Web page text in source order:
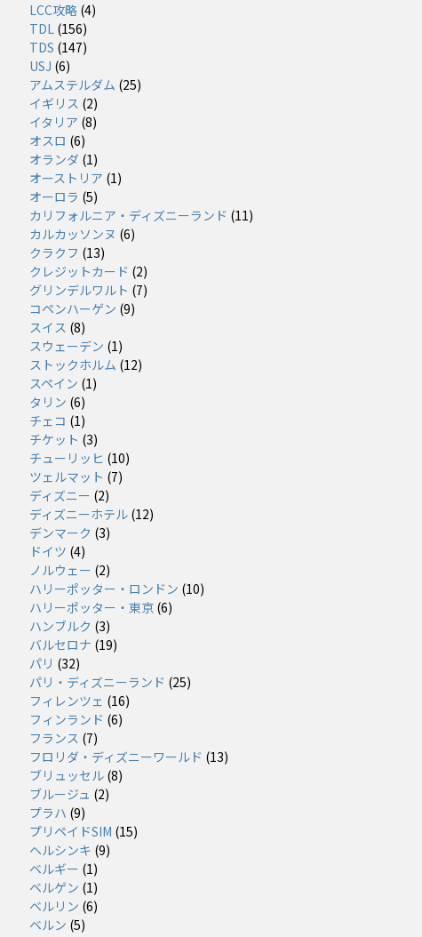
LCC攻略 (4)
TDL (156)
TDS (147)
USJ (6)
アムステルダム (25)
イギリス (2)
イタリア (8)
オスロ (6)
オランダ (1)
オーストリア (1)
オーロラ (5)
カリフォルニア・ディズニーランド (11)
カルカッソンヌ (6)
クラクフ (13)
クレジットカード (2)
グリンデルワルト (7)
コペンハーゲン (9)
スイス (8)
スウェーデン (1)
ストックホルム (12)
スペイン (1)
タリン (6)
チェコ (1)
チケット (3)
チューリッヒ (10)
ツェルマット (7)
ディズニー (2)
ディズニーホテル (12)
デンマーク (3)
ドイツ (4)
ノルウェー (2)
ハリーポッター・ロンドン (10)
ハリーポッター・東京 (6)
ハンブルク (3)
バルセロナ (19)
パリ (32)
パリ・ディズニーランド (25)
フィレンツェ (16)
フィンランド (6)
フランス (7)
フロリダ・ディズニーワールド (13)
ブリュッセル (8)
ブルージュ (2)
プラハ (9)
プリペイドSIM (15)
ヘルシンキ (9)
ベルギー (1)
ベルゲン (1)
ベルリン (6)
ベルン (5)